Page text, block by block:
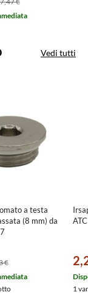
Vedi tutti
a testa
(8 mm) da
€
1